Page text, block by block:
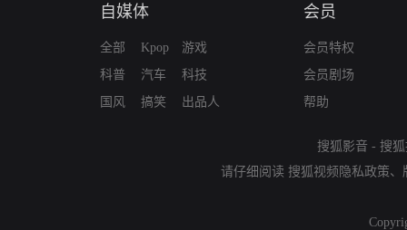
自媒体
全部
科普
国风
Kpop
汽车
搞笑
游戏
科技
出品人
会员
会员特权
会员剧场
帮助
搜狐影音 - 搜
请仔细阅读 搜狐视频隐私政策、